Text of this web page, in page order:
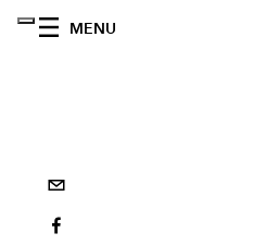
MENU